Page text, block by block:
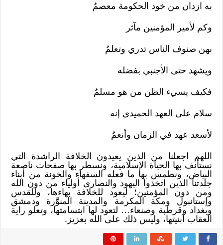
به ازدان من خود الحكومة معصمُ
وكم لأمير المؤمنين مآثر
بهن صنوف الناس تدري وتعلمُ
ويشهد حتى الأجنبي بفضله
فكيف يسيء الظن من هو مسلمُ
سلام على العهد الحميدي إنه
لأسعد عهد في الزمان وأنعمُ
اللهم اجعلنا من الذين يعيدون الخلافة الراشدة التي
نستأنف بها الحياة الإسلامية، ونسطر بها صفحات ناصعة
البياض، ونطمس بها ما فعله السفهاء والخونة من أبناء
جلدتنا الذين اتخذوا اليهود والنصارى أولياء من دون الله
ومن دون المؤمنين؛ ليعود للخلافة بهاءها، وللقدس
وإستانبول ومكة المكرمة والمدينة المنوَّرة ودمشق
وبغداد وقرطبة وصنعاء… لتعود لها ابتسامتها، وتعلو راية
العقاب أبنيتها، وليس ذلك على الله بعزيز.